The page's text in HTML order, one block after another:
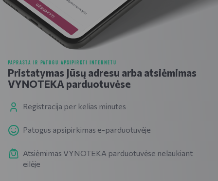
PAPRASTA IR PATOGU APSIPIRKTI INTERNETU
Pristatymas Jūsų adresu arba atsiėmimas
VYNOTEKA parduotuvėse
Registracija per kelias minutes
Patogus apsipirkimas e-parduotuvėje
Atsiėmimas VYNOTEKA parduotuvėse nelaukiant
eilėje